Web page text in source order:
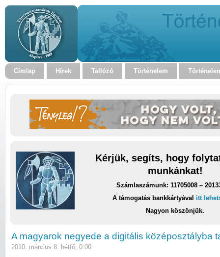
Címlap Hírek Tallózó Történelem
Kérjük, segíts, hogy
munkánkat!
Számlaszámunk: 11705008 –
A támogatás bankkártyával itt
Nagyon köszönjük.
A magyarok negyede a digitális középosztályba
2010. március 8. hétfő, 0:00